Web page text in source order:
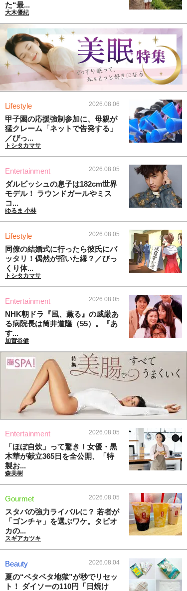
た“最...
大木優紀
Lifestyle 2026.08.06
甲子園の応援強制参加に、母親が
猛クレーム「ネットで告発する」
／びっ...
トシタカマサ
Entertainment 2026.08.05
ダルビッシュの息子は182cm世界
モデル！ ラウンドガールやミス
コ...
ゆるま 小林
Lifestyle 2026.08.05
同僚の結婚式に行ったら彼氏にバ
ッタリ！偶然が招いた縁？／びっ
くり体...
トシタカマサ
Entertainment 2026.08.05
NHK朝ドラ『風、薫る』の威厳あ
る病院長は筒井道隆（55）。『あ
す...
加賀谷健
Entertainment 2026.08.05
「ほぼ自炊」って驚き！女優・黒
木華が献立365日を全公開、「特
製お...
森美樹
Gourmet 2026.08.05
スタバの強力ライバルに？ 若者が
「ゴンチャ」を選ぶワケ。タピオ
カの...
スギアカツキ
Beauty 2026.08.04
夏の“ベタベタ地獄”が秒でリセッ
ト！ ダイソーの110円「日焼け